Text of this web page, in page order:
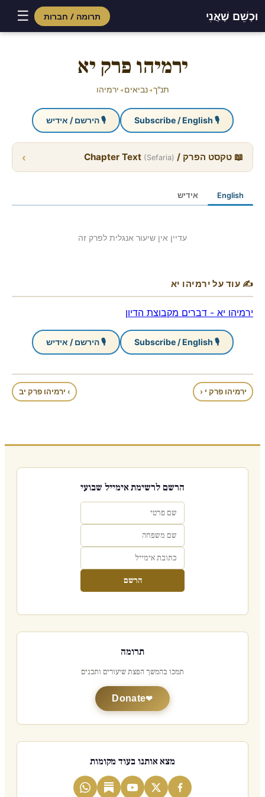
וּכְשֵׁם שֶׁאֲנִי תרומה / חברות ☰
ירמיהו פרק יא
תנ"ך ◂ נביאים ◂ ירמיהו
🎙 Subscribe / English 🎙 הירשם / אידיש
📖 טקסט הפרק / Chapter Text (Sefaria)
›
English אידיש
עדיין אין שיעור אנגלית לפרק זה
✍ עוד על ירמיהו יא
ירמיהו יא - דברים מקבוצת הדיון
🎙 Subscribe / English 🎙 הירשם / אידיש
ירמיהו פרק י ‹ › ירמיהו פרק יב
הרשם לרשימת אימייל שבועי
הרשם
תרומה
תמכו בהמשך הפצת שיעורים ותכנים
Donate
מצא אותנו בעוד מקומות